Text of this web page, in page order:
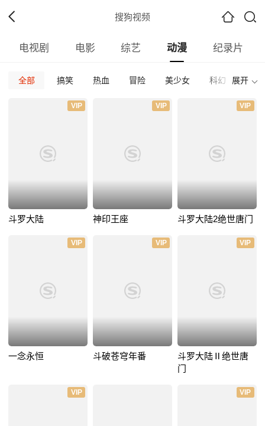
搜狗视频
电视剧 电影 综艺 动漫 纪录片
全部 搞笑 热血 冒险 美少女 科幻 校园
中国大陆 欧美
免费正片
展开
VIP
斗罗大陆
VIP
神印王座
VIP
斗罗大陆2绝世唐门
VIP
一念永恒
VIP
斗破苍穹年番
VIP
斗罗大陆Ⅱ绝世唐
门
VIP VIP